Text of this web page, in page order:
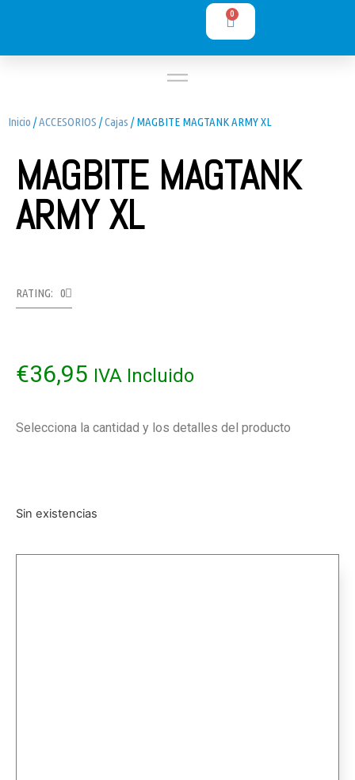
0
Inicio /ACCESORIOS /Cajas / MAGBITE MAGTANK ARMY XL
MAGBITE MAGTANK
ARMY XL
RATING: 0
€36,95 IVA Incluido
Selecciona la cantidad y los detalles del producto
Sin existencias